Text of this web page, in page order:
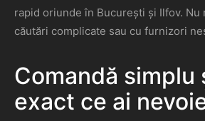
rapid oriunde în București și Ilfov. Nu
căutări complicate sau cu furnizori
Comandă simplu
exact ce ai